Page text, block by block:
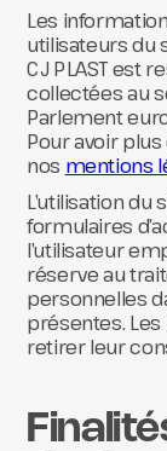
Les
utilisateurs du
CJ PLAST est
collectées au
Parlement
Pour avoir plus
nos mentions
L’utilisation
formulaires
l’utilisateur
réserve au
personnelles
présentes.
retirer leur